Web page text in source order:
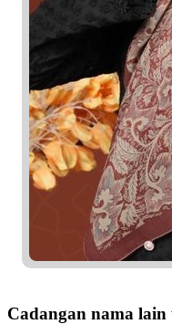
Cadangan nama